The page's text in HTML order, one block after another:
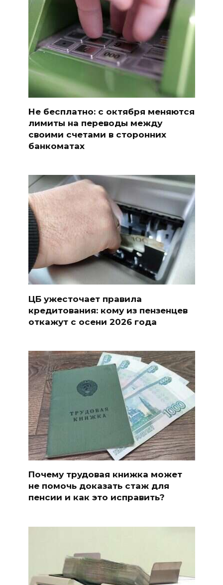
Не бесплатно: с октября меняются
лимиты на переводы между
своими счетами в сторонних
банкоматах
ЦБ ужесточает правила
кредитования: кому из пензенцев
откажут с осени 2026 года
Почему трудовая книжка может
не помочь доказать стаж для
пенсии и как это исправить?